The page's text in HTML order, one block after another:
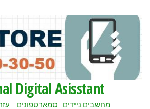
Digital Asisstant
מחשבים ניידים| סמארטפונים |